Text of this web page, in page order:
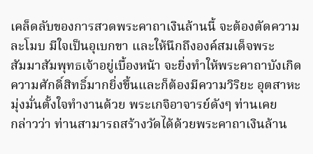
เคล็ดลับของการสวดพระคาถาเงินล้านนี้ จะต้องตัดความ
ละโมบ มีใจเป็นอุเบกขา และให้นึกถึงองค์สมเด็จพระ
สัมมาสัมพุทธเจ้าอยู่เบื้องหน้า จะยิ่งทำให้พระคาถาบังเกิด
ความศักดิ์สิทธิ์มากยิ่งขึ้นและก็ต้องมีความวิริยะ อุตสาหะ
มุ่งมั่นตั้งใจทำงานด้วย พระเกจิอาจารย์ดังๆ ท่านเคย
กล่าวว่า ท่านสามารถสร้างวัดได้ด้วยพระคาถาเงินล้าน